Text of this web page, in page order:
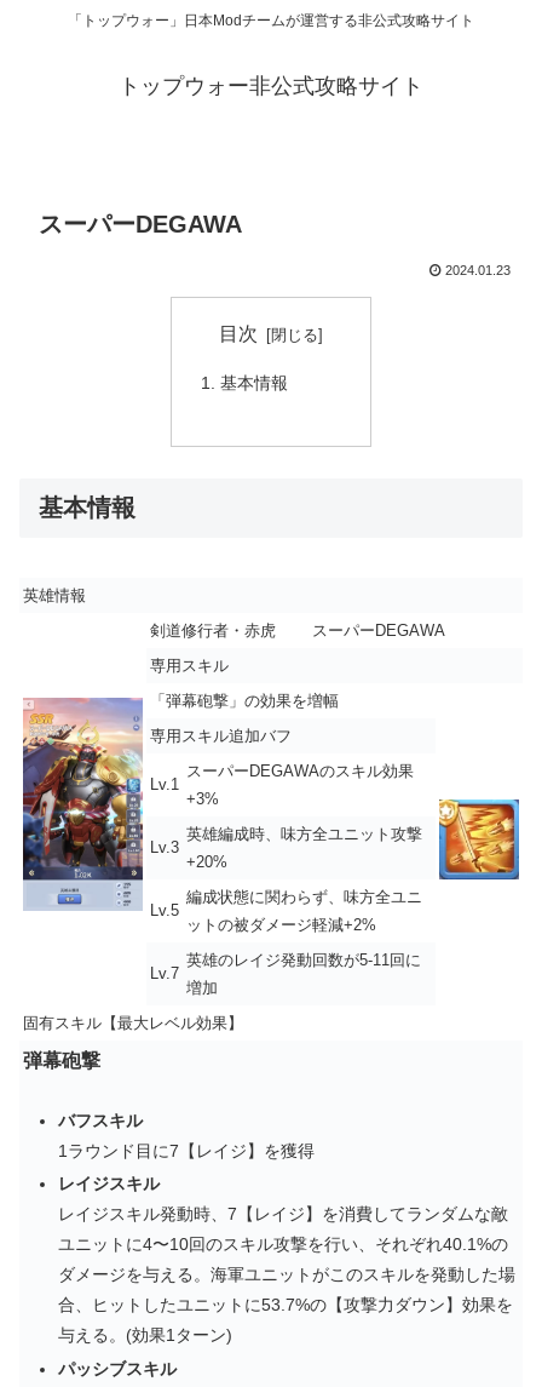
「トップウォー」日本Modチームが運営する非公式攻略サイト
トップウォー非公式攻略サイト
スーパーDEGAWA
2024.01.23
目次
基本情報
基本情報
英雄情報
剣道修行者・赤虎
スーパーDEGAWA
専用スキル
「弾幕砲撃 」の効果を増幅
専用スキル追加バフ
Lv.1
スーパーDEGAWAのスキル効果
+3%
Lv.3
英雄編成時、味方全ユニット攻撃
+20%
Lv.5
編成状態に関わらず、味方全ユニ
ットの被ダメージ軽減+2%
Lv.7
英雄のレイジ発動回数が5-11回に
増加
固有スキル【最大レベル効果】
弾幕砲撃
バフスキル
1ラウンド目に7【レイジ】を獲得
レイジスキル
レイジスキル発動時、7【レイジ】を消費してランダムな敵
ユニットに4〜10回のスキル攻撃を行い、それぞれ40.1%の
ダメージを与える。海軍ユニットがこのスキルを発動した場
合、ヒットしたユニットに53.7%の【攻撃力ダウン】効果を
与える。(効果1ターン)
パッシブスキル